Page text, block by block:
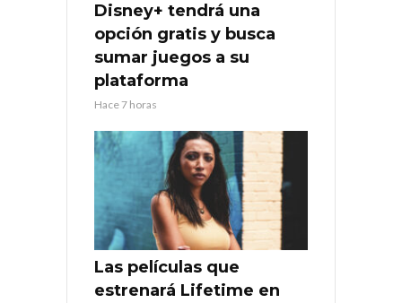
Disney+ tendrá una
opción gratis y busca
sumar juegos a su
plataforma
Hace 7 horas
Las películas que
estrenará Lifetime en